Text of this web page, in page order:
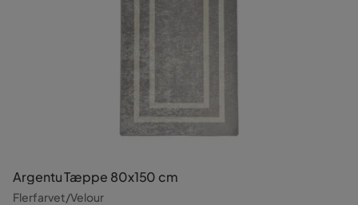
Argentu Tæppe 80x150 cm
Flerfarvet/Velour